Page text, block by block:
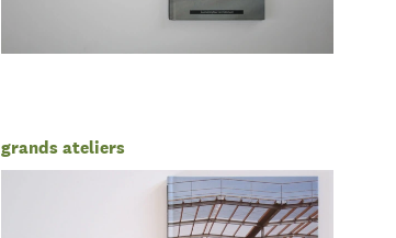
grands ateliers